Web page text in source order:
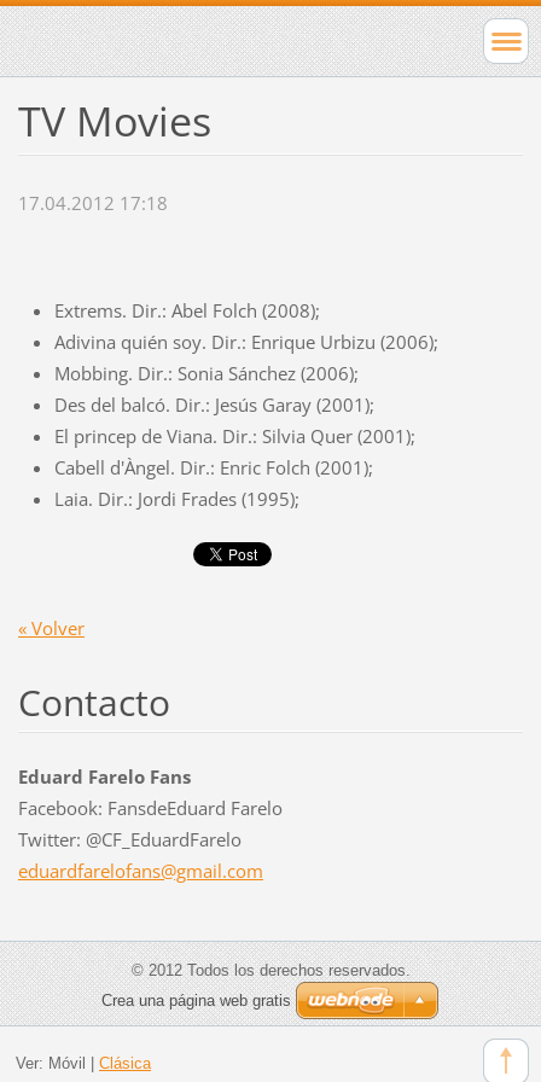
TV Movies
17.04.2012 17:18
Extrems. Dir.: Abel Folch (2008);
Adivina quién soy. Dir.: Enrique Urbizu (2006);
Mobbing. Dir.: Sonia Sánchez (2006);
Des del balcó. Dir.: Jesús Garay (2001);
El princep de Viana. Dir.: Silvia Quer (2001);
Cabell d'Àngel. Dir.: Enric Folch (2001);
Laia. Dir.: Jordi Frades (1995);
« Volver
Contacto
Eduard Farelo Fans
Facebook: FansdeEduard Farelo
Twitter: @CF_EduardFarelo
eduardfarelofans@gmail.com
© 2012 Todos los derechos reservados.
Crea una página web gratis
Ver: Móvil Clásica